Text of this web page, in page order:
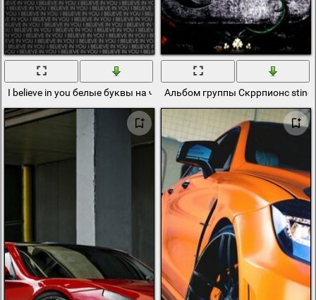
I believe in you белые буквы на чёрном фонеАльбом группы Скррпионс sting